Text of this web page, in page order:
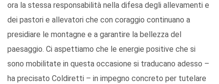
ora la stessa responsabilità nella difesa degli allevamenti e
dei pastori e allevatori che con coraggio continuano a
presidiare le montagne e a garantire la bellezza del
paesaggio. Ci aspettiamo che le energie positive che si
sono mobilitate in questa occasione si traducano adesso –
ha precisato Coldiretti – in impegno concreto per tutelare